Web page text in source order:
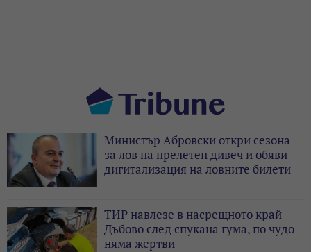
Министър Абровски откри сезона
за лов на прелетен дивеч и обяви
дигитализация на ловните билети
ТИР навлезе в насрещното край
Дъбово след спукана гума, по чудо
няма жертви